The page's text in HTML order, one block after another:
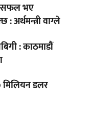
सफल भए
: अर्थमन्त्री वाग्ले
: काठमाडौं
मिलियन डलर